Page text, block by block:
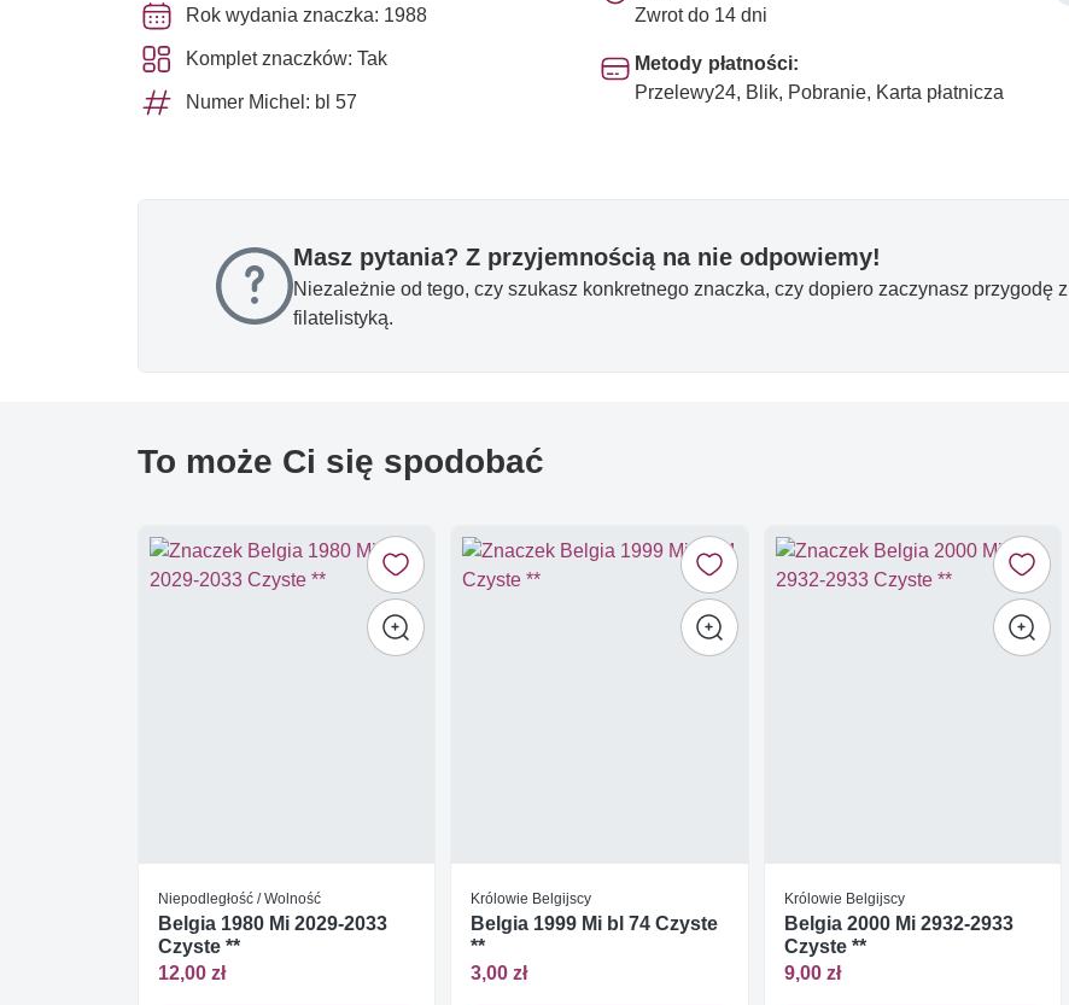
Rok wydania znaczka: 1988
Komplet znaczków: Tak
Numer Michel: bl 57
Zwrot do 14 dni
Metody płatności:
Przelewy24, Blik, Pobranie, Karta płatnicza
Masz pytania? Z przyjemnością na nie odpowiemy!
Niezależnie od tego, czy szukasz konkretnego znaczka, czy dopiero zaczynasz przygodę z
filatelistyką.
To może Ci się spodobać
Niepodległość / Wolność
Belgia 1980 Mi 2029-2033
Czyste **
12,00 zł
Królowie Belgijscy
Belgia 1999 Mi bl 74 Czyste
**
3,00 zł
Królowie Belgijscy
Belgia 2000 Mi 2932-2933
Czyste **
9,00 zł